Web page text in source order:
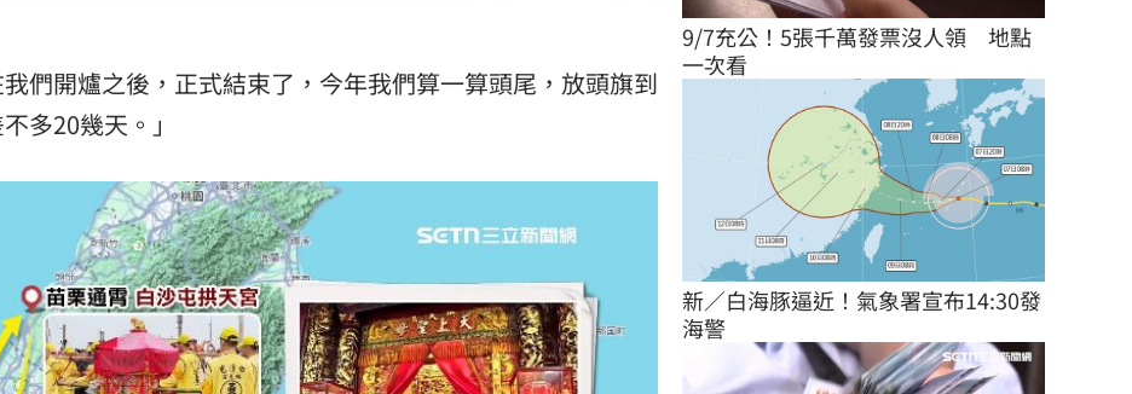
們開爐之後，正式結束了，今年我們算一算頭尾，放頭旗到
多20幾天。」
9/7充公！5張千萬發票沒人領　地點
一次看
新／白海豚逼近！氣象署宣布14:30發
海警